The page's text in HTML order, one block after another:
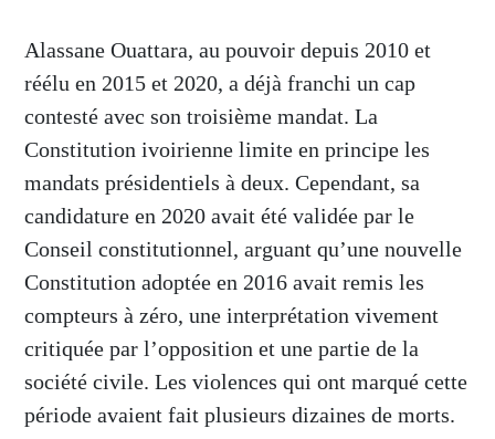
Alassane Ouattara, au pouvoir depuis 2010 et
réélu en 2015 et 2020, a déjà franchi un cap
contesté avec son troisième mandat. La
Constitution ivoirienne limite en principe les
mandats présidentiels à deux. Cependant, sa
candidature en 2020 avait été validée par le
Conseil constitutionnel, arguant qu’une nouvelle
Constitution adoptée en 2016 avait remis les
compteurs à zéro, une interprétation vivement
critiquée par l’opposition et une partie de la
société civile. Les violences qui ont marqué cette
période avaient fait plusieurs dizaines de morts.